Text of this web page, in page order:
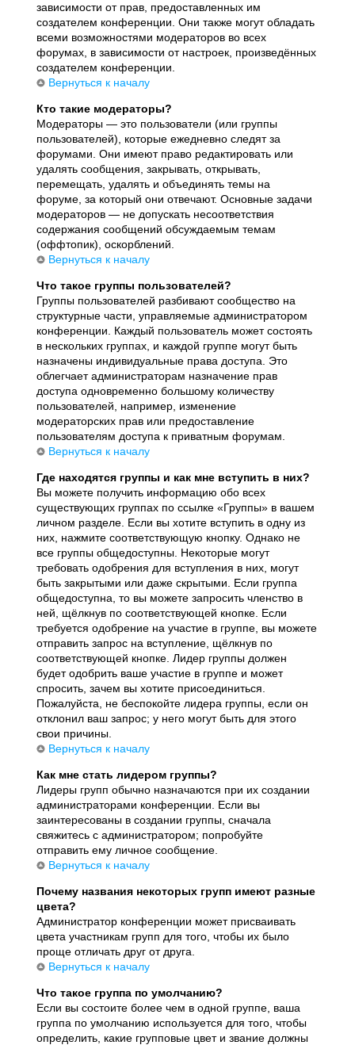
зависимости от прав, предоставленных им
создателем конференции. Они также могут обладать
всеми возможностями модераторов во всех
форумах, в зависимости от настроек, произведённых
создателем конференции.
Вернуться к началу
Кто такие модераторы?
Модераторы — это пользователи (или группы
пользователей), которые ежедневно следят за
форумами. Они имеют право редактировать или
удалять сообщения, закрывать, открывать,
перемещать, удалять и объединять темы на
форуме, за который они отвечают. Основные задачи
модераторов — не допускать несоответствия
содержания сообщений обсуждаемым темам
(оффтопик), оскорблений.
Вернуться к началу
Что такое группы пользователей?
Группы пользователей разбивают сообщество на
структурные части, управляемые администратором
конференции. Каждый пользователь может состоять
в нескольких группах, и каждой группе могут быть
назначены индивидуальные права доступа. Это
облегчает администраторам назначение прав
доступа одновременно большому количеству
пользователей, например, изменение
модераторских прав или предоставление
пользователям доступа к приватным форумам.
Вернуться к началу
Где находятся группы и как мне вступить в них?
Вы можете получить информацию обо всех
существующих группах по ссылке «Группы» в вашем
личном разделе. Если вы хотите вступить в одну из
них, нажмите соответствующую кнопку. Однако не
все группы общедоступны. Некоторые могут
требовать одобрения для вступления в них, могут
быть закрытыми или даже скрытыми. Если группа
общедоступна, то вы можете запросить членство в
ней, щёлкнув по соответствующей кнопке. Если
требуется одобрение на участие в группе, вы можете
отправить запрос на вступление, щёлкнув по
соответствующей кнопке. Лидер группы должен
будет одобрить ваше участие в группе и может
спросить, зачем вы хотите присоединиться.
Пожалуйста, не беспокойте лидера группы, если он
отклонил ваш запрос; у него могут быть для этого
свои причины.
Вернуться к началу
Как мне стать лидером группы?
Лидеры групп обычно назначаются при их создании
администраторами конференции. Если вы
заинтересованы в создании группы, сначала
свяжитесь с администратором; попробуйте
отправить ему личное сообщение.
Вернуться к началу
Почему названия некоторых групп имеют разные
цвета?
Администратор конференции может присваивать
цвета участникам групп для того, чтобы их было
проще отличать друг от друга.
Вернуться к началу
Что такое группа по умолчанию?
Если вы состоите более чем в одной группе, ваша
группа по умолчанию используется для того, чтобы
определить, какие групповые цвет и звание должны